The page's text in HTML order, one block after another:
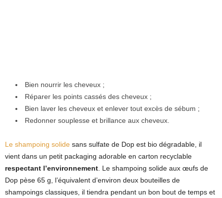
Bien nourrir les cheveux ;
Réparer les points cassés des cheveux ;
Bien laver les cheveux et enlever tout excès de sébum ;
Redonner souplesse et brillance aux cheveux.
Le shampoing solide sans sulfate de Dop est bio dégradable, il
vient dans un petit packaging adorable en carton recyclable
respectant l’environnement . Le shampoing solide aux œufs de
Dop pèse 65 g, l’équivalent d’environ deux bouteilles de
shampoings classiques, il tiendra pendant un bon bout de temps et